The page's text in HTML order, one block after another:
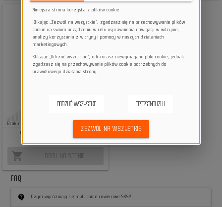
Brak na stanie
Multitool rowerowy SKS
Germany TOM 7
shopping_cart BRAK NA STANIE
FAQ
contact_support Czym wyróżniają się multitoole rowerowe SKS?
Niniejsza strona korzysta z plików cookie
Klikając „Zezwól na wszystkie”, zgadzasz się na przechowywanie plików
cookie na swoim urządzeniu w celu usprawnienia nawigacji w witrynie,
analizy korzystania z witryny i pomocy w naszych działaniach
marketingowych.
Klikając „Odrzuć wszystkie”, odrzucasz niewymagane pliki cookie, jednak
zgadzasz się na przechowywanie plików cookie potrzebnych do
prawidłowego działania strony.
ODRZUĆ WSZYSTKIE SPERSONALIZUJ
ZEZWÓL NA WSZYSTKIE